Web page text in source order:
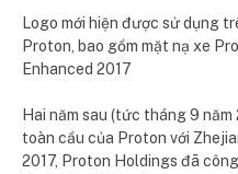
Logo mới hiện được sử dụng
Proton, bao gồm mặt nạ xe
Enhanced 2017
Hai năm sau (tức tháng 9
toàn cầu của Proton với
2017, Proton Holdings đã